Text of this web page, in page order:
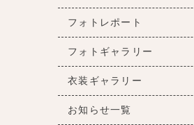
フォトレポート
フォトギャラリー
衣装ギャラリー
お知らせ一覧